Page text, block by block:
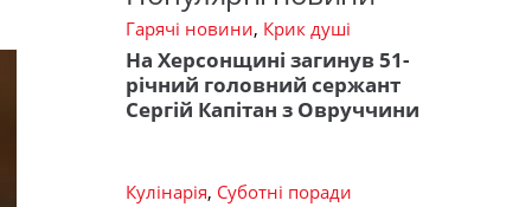
Гарячі новини, Крик душі
На Херсонщині загинув 51-
річний головний сержант
Сергій Капітан з Овруччини
Кулінарія, Суботні поради